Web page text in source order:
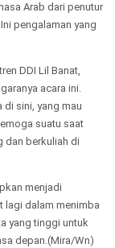
Arab dari penutur
pengalaman yang
DDI Lil Banat,
acara ini.
di sini, yang mau
suatu saat
dan berkuliah di
menjadi
lagi dalam menimba
yang tinggi untuk
depan.(Mira/Wn)